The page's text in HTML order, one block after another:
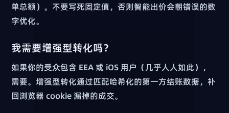
单总额）。不要写死固定值，否则智能出价会朝错误的数
字优化。
我需要增强型转化吗？
如果你的受众包含 EEA 或 iOS 用户（几乎人人如此），
需要。增强型转化通过匹配哈希化的第一方结账数据，补
回浏览器 cookie 漏掉的成交。